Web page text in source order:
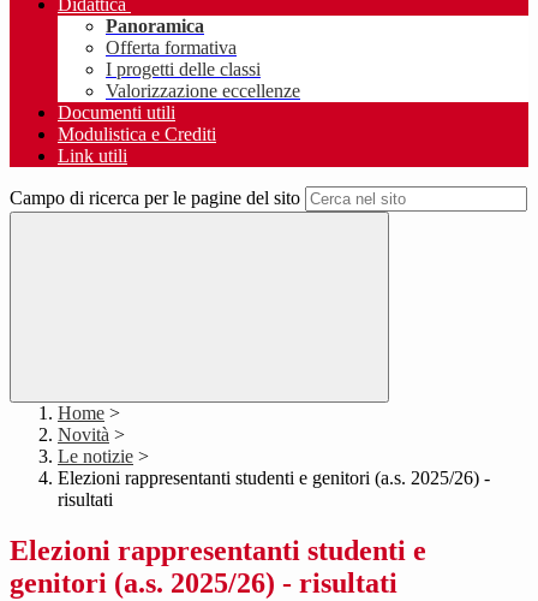
Didattica
Panoramica
Offerta formativa
I progetti delle classi
Valorizzazione eccellenze
Documenti utili
Modulistica e Crediti
Link utili
Campo di ricerca per le pagine del sito
Home >
Novità >
Le notizie >
Elezioni rappresentanti studenti e genitori (a.s. 2025/26) -
risultati
Elezioni rappresentanti studenti e
genitori (a.s. 2025/26) - risultati